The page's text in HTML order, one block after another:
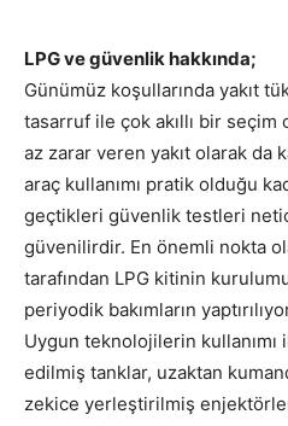
LPG ve güvenlik hakkında;
Günümüz koşullarında yakıt
tasarruf ile çok akıllı bir
az zarar veren yakıt olarak da
araç kullanımı pratik olduğu
geçtikleri güvenlik testleri
güvenilirdir. En önemli nokta
tarafından LPG kitinin
periyodik bakımların
Uygun teknolojilerin
edilmiş tanklar, uzaktan
zekice yerleştirilmiş